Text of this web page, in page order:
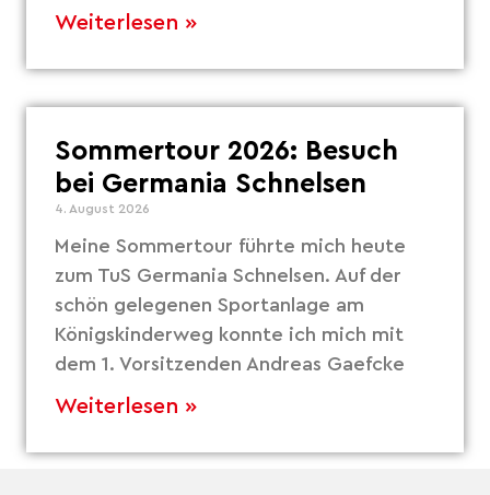
Weiterlesen »
Sommertour 2026: Besuch
bei Germania Schnelsen
4. August 2026
Meine Sommertour führte mich heute
zum TuS Germania Schnelsen. Auf der
schön gelegenen Sportanlage am
Königskinderweg konnte ich mich mit
dem 1. Vorsitzenden Andreas Gaefcke
Weiterlesen »